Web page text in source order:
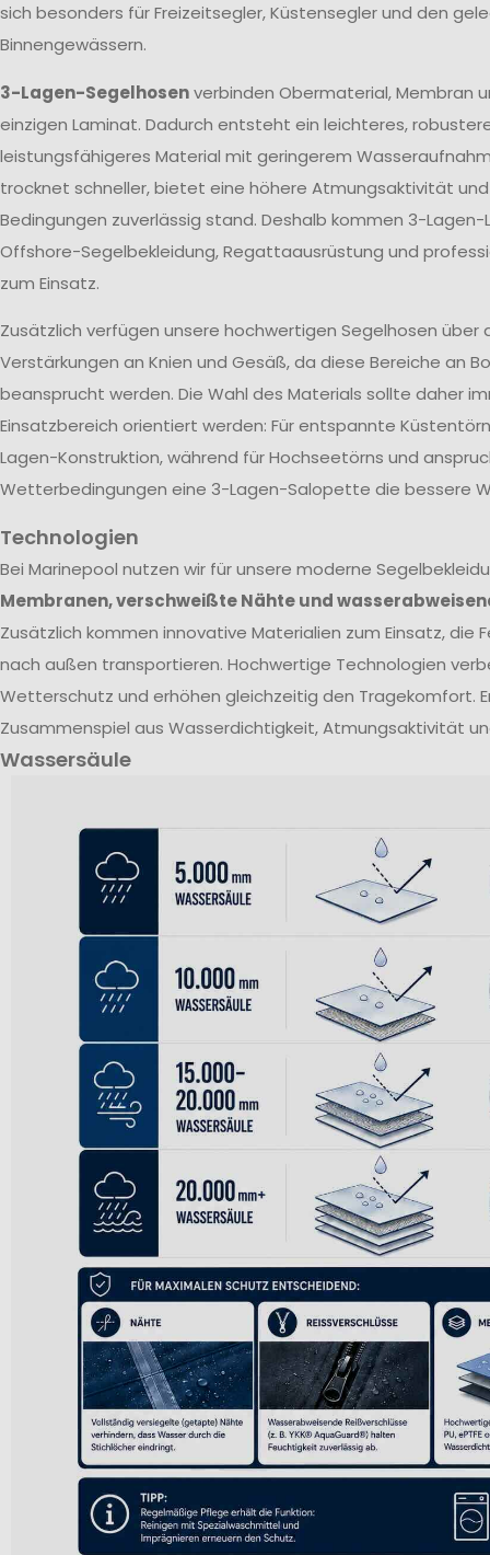
sich besonders für Freizeitsegler, Küstensegler und den
Binnengewässern.
3-Lagen-Segelhosenverbinden Obermaterial, Membran
einzigen Laminat. Dadurch entsteht ein leichteres,
leistungsfähigeres Material mit geringerem
trocknet schneller, bietet eine höhere Atmungsaktivität
Bedingungen zuverlässig stand. Deshalb kommen 3-
Offshore-Segelbekleidung, Regattaausrüstung und
zum Einsatz.
Zusätzlich verfügen unsere hochwertigen Segelhosen über
Verstärkungen an Knien und Gesäß, da diese Bereiche an
beansprucht werden. Die Wahl des Materials sollte daher
Einsatzbereich orientiert werden: Für entspannte
Lagen-Konstruktion, während für Hochseetörns und
Wetterbedingungen eine 3-Lagen-Salopette die bessere
Technologien
Bei Marinepool nutzen wir für unsere moderne
Membranen, verschweißte Nähte und
Zusätzlich kommen innovative Materialien zum Einsatz, die
nach außen transportieren. Hochwertige Technologien
Wetterschutz und erhöhen gleichzeitig den Tragekomfort.
Zusammenspiel aus Wasserdichtigkeit, Atmungsaktivität
Wassersäule